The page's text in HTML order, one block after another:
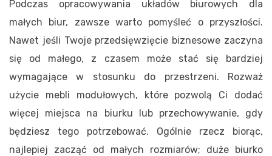
Podczas opracowywania układów biurowych dla
małych biur, zawsze warto pomyśleć o przyszłości.
Nawet jeśli Twoje przedsięwzięcie biznesowe zaczyna
się od małego, z czasem może stać się bardziej
wymagające w stosunku do przestrzeni. Rozważ
użycie mebli modułowych, które pozwolą Ci dodać
więcej miejsca na biurku lub przechowywanie, gdy
będziesz tego potrzebować. Ogólnie rzecz biorąc,
najlepiej zacząć od małych rozmiarów; duże biurko